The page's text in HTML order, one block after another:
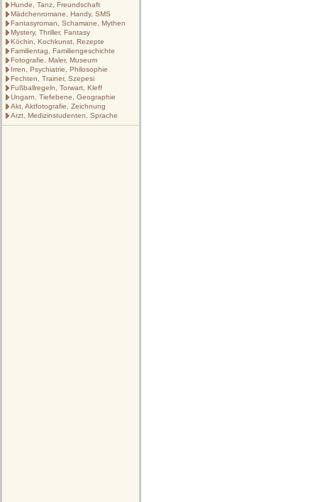
Hunde, Tanz, Freundschaft
Mädchenromane, Handy, SMS
Fantasyroman, Schamane, Mythen
Mystery, Thriller, Fantasy
Köchin, Kochkunst, Rezepte
Familientag, Familiengeschichte
Fotografie, Maler, Museum
Irren, Psychiatrie, Philosophie
Fechten, Trainer, Szepesi
Fußballregeln, Torwart, Kleff
Ungarn, Tiefebene, Geographie
Akt, Aktfotografie, Zeichnung
Arzt, Medizinstudenten, Sprache